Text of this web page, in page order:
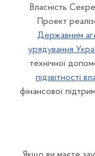
Власність
Проект
Державним
урядування
технічної
підзвітності
фінансової